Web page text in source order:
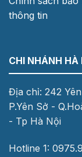
thông tin
CHI NHÁNH HÀ
Địa chỉ: 242
P.Yên Sở -
- Tp Hà Nội
Hotline 1: